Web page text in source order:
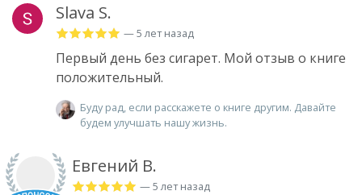
Slava S.
— 5 лет назад
Первый день без сигарет. Мой отзыв о книге
положительный.
Буду рад, если расскажете о книге другим. Давайте
будем улучшать нашу жизнь.
Евгений В.
— 5 лет назад